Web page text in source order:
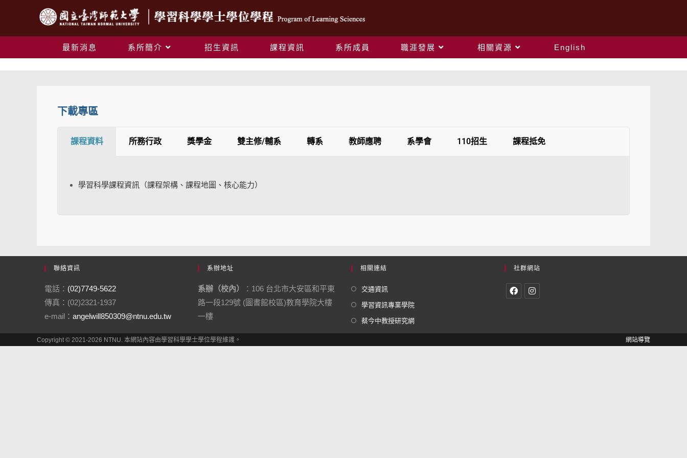
最新消息 系所簡介 招生資訊 課程資訊 系所成員 職涯發展 相關資源
English
下載專區
課程資料 所務行政 獎學金 雙主修/輔系 轉系 教師應聘 系學會 110招生 課程抵免
學習科學課程資訊（課程架構、課程地圖、核心能力）
聯絡資訊
電話： (02)7749-5622
傳真：(02)2321-1937
e-mail： angelwill850309@ntnu.edu.tw
系辦地址
系辦（校內）
：106 台北市大安區和平東
路一段129號 (圖書館校區)教育學院大樓
一樓
相關連結
交通資訊
學習資訊專業學院
蔡今中教授研究網
社群網站
網站導覽
Copyright © 2021-2026 NTNU. 本網站內容由學習科學學士學位學程維護。